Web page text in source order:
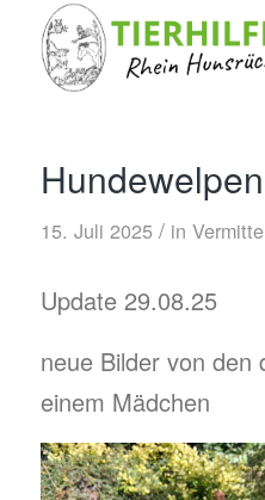
15. Juli 2025 / in
Update 29.08.25
neue Bilder von den
einem Mädchen